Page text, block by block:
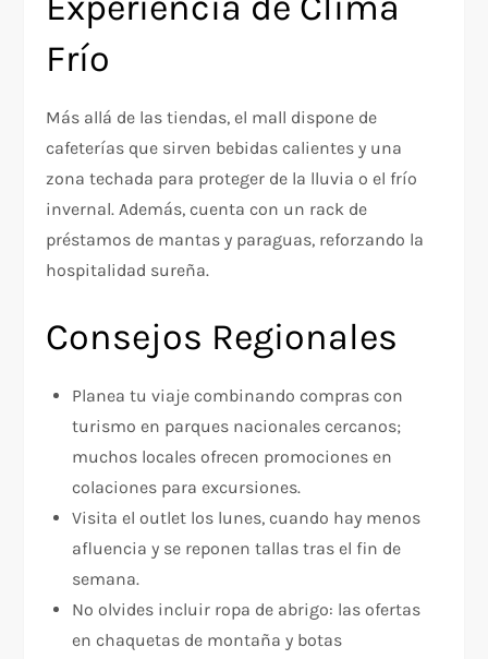
Frío
Más allá de las tiendas, el mall dispone de
cafeterías que sirven bebidas calientes y una
zona techada para proteger de la lluvia o el frío
invernal. Además, cuenta con un rack de
préstamos de mantas y paraguas, reforzando la
hospitalidad sureña.
Consejos Regionales
Planea tu viaje combinando compras con
turismo en parques nacionales cercanos;
muchos locales ofrecen promociones en
colaciones para excursiones.
Visita el outlet los lunes, cuando hay menos
afluencia y se reponen tallas tras el fin de
semana.
No olvides incluir ropa de abrigo: las ofertas
en chaquetas de montaña y botas